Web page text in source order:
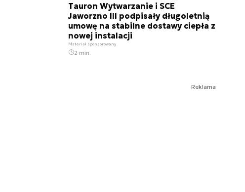
Tauron Wytwarzanie i SCE
Jaworzno III podpisały długoletnią
umowę na stabilne dostawy ciepła z
nowej instalacji
Materiał sponsorowany
2 min.
Reklama